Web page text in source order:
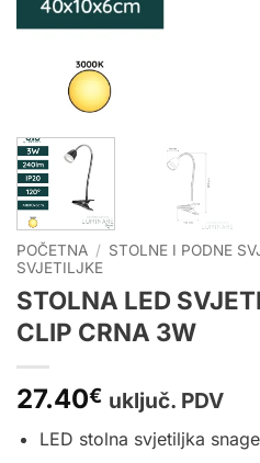
POČETNA / STOLNE I PODNE
SVJETILJKE
STOLNA LED
CLIP CRNA 3W
27.40€ uključ. PDV
LED stolna svjetiljka